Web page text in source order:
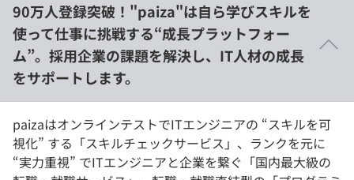
インタビュー
就活成功ガイド
プラン
個人向けプラン
法人向けプラン
学校向けプラン
note
90万人登録突破！"paiza"は自ら学びスキルを
使って仕事に挑戦する“成長プラットフォー
ム”。採用企業の課題を解決し、IT人材の成長
をサポートします。
paizaはオンラインテストでITエンジニアの “スキルを可
視化” する「スキルチェックサービス」、ランクを元に
“実力重視” でITエンジニアと企業を繋ぐ「国内最大級の